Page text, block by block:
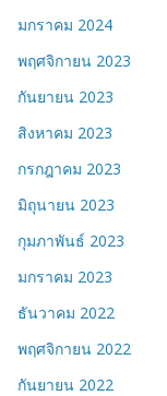
มกราคม 2024
พฤศจิกายน 2023
กันยายน 2023
สิงหาคม 2023
กรกฎาคม 2023
มิถุนายน 2023
กุมภาพันธ์ 2023
มกราคม 2023
ธันวาคม 2022
พฤศจิกายน 2022
กันยายน 2022